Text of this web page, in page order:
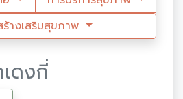
ร้างเสริมสุขภาพ
ดงกี่